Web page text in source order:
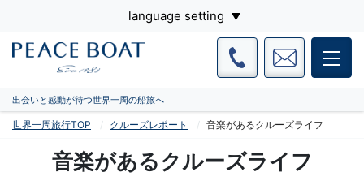
language setting
出会いと感動が待つ世界一周の船旅へ
世界一周旅行TOP クルーズレポート 音楽があるクルーズライフ
音楽があるクルーズライフ